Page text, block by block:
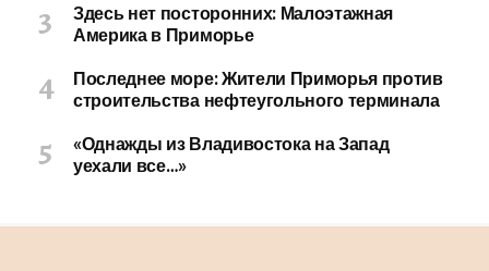
Здесь нет посторонних: Малоэтажная
Америка в Приморье
Последнее море: Жители Приморья против
строительства нефтеугольного терминала
«Однажды из Владивостока на Запад
уехали все…»